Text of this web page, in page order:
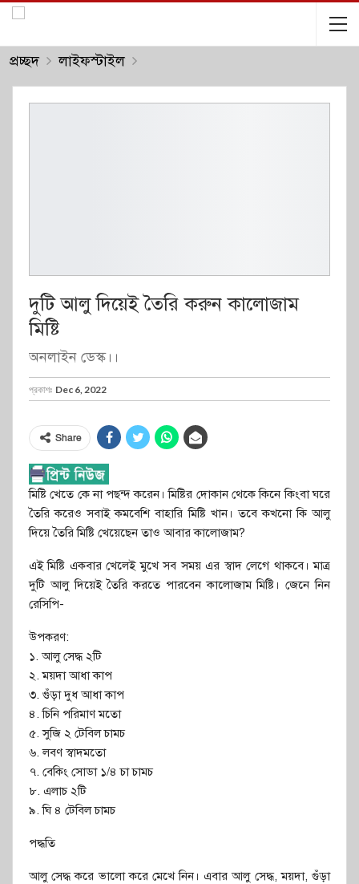
প্রচ্ছদ লাইফস্টাইল
দুটি আলু দিয়েই তৈরি করুন কালোজাম
মিষ্টি
অনলাইন ডেস্ক।।
প্রকাশঃ Dec 6, 2022
Share
মিষ্টি খেতে কে না পছন্দ করেন। মিষ্টির দোকান থেকে কিনে কিংবা ঘরে
তৈরি করেও সবাই কমবেশি বাহারি মিষ্টি খান। তবে কখনো কি আলু
দিয়ে তৈরি মিষ্টি খেয়েছেন তাও আবার কালোজাম?
এই মিষ্টি একবার খেলেই মুখে সব সময় এর স্বাদ লেগে থাকবে। মাত্র
দুটি আলু দিয়েই তৈরি করতে পারবেন কালোজাম মিষ্টি। জেনে নিন
রেসিপি-
উপকরণ:
১. আলু সেদ্ধ ২টি
২. ময়দা আধা কাপ
৩. গুঁড়া দুধ আধা কাপ
৪. চিনি পরিমাণ মতো
৫. সুজি ২ টেবিল চামচ
৬. লবণ স্বাদমতো
৭. বেকিং সোডা ১/৪ চা চামচ
৮. এলাচ ২টি
৯. ঘি ৪ টেবিল চামচ
পদ্ধতি
আলু সেদ্ধ করে ভালো করে মেখে নিন। এবার আলু সেদ্ধ, ময়দা, গুঁড়া